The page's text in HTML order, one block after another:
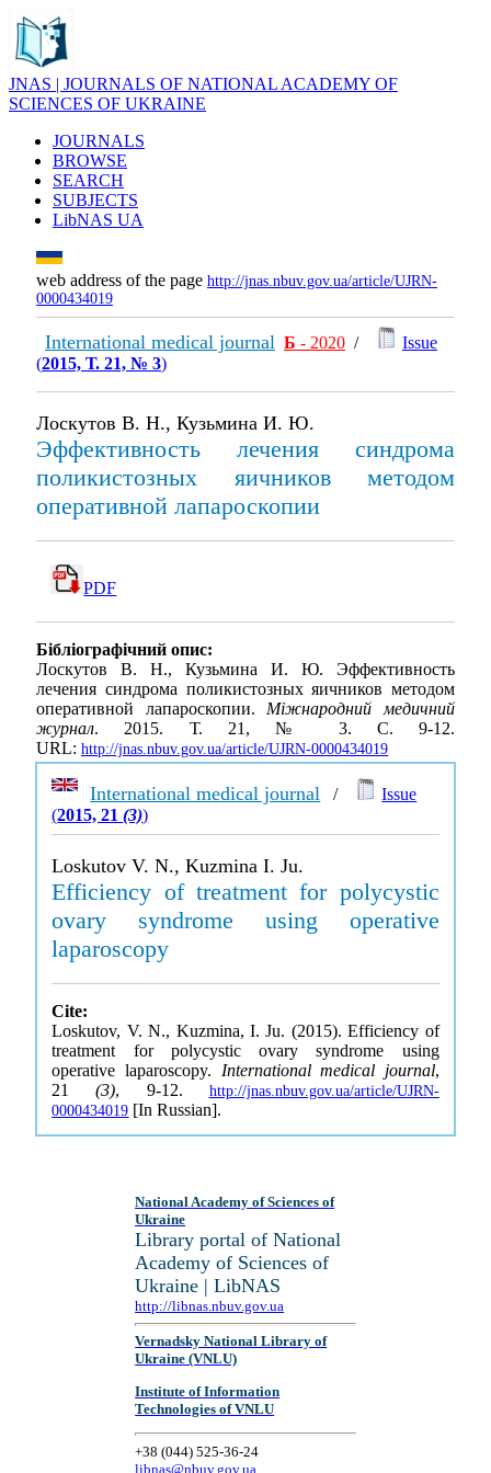
JNAS | JOURNALS OF NATIONAL ACADEMY OF
SCIENCES OF UKRAINE
JOURNALS
BROWSE
SEARCH
SUBJECTS
LibNAS UA
web address of the page http://jnas.nbuv.gov.ua/article/UJRN-
0000434019
International medical journal Б - 2020 /
Issue
(2015, Т. 21, № 3)
Лоскутов В. Н., Кузьмина И. Ю.
Эффективность лечения синдрома
поликистозных яичников методом
оперативной лапароскопии
PDF
Бібліографічний опис:
Лоскутов В. Н., Кузьмина И. Ю. Эффективность
лечения синдрома поликистозных яичников методом
оперативной лапароскопии.Міжнародний медичний
журнал. 2015. Т. 21, № 3. С. 9-12.
URL: http://jnas.nbuv.gov.ua/article/UJRN-0000434019
International medical journal /
Issue
(2015, 21(3))
Loskutov V. N., Kuzmina I. Ju.
Efficiency of treatment for polycystic
ovary syndrome using operative
laparoscopy
Cite:
Loskutov, V. N., Kuzmina, I. Ju. (2015). Efficiency of
treatment for polycystic ovary syndrome using
operative laparoscopy. International medical journal,
21(3), 9-12. http://jnas.nbuv.gov.ua/article/UJRN-
0000434019 [In Russian].
National Academy of Sciences of
Ukraine
Library portal of National
Academy of Sciences of
Ukraine | LibNAS
http://libnas.nbuv.gov.ua
Vernadsky National Library of
Ukraine (VNLU)
Institute of Information
Technologies of VNLU
+38 (044) 525-36-24
libnas@nbuv.gov.ua